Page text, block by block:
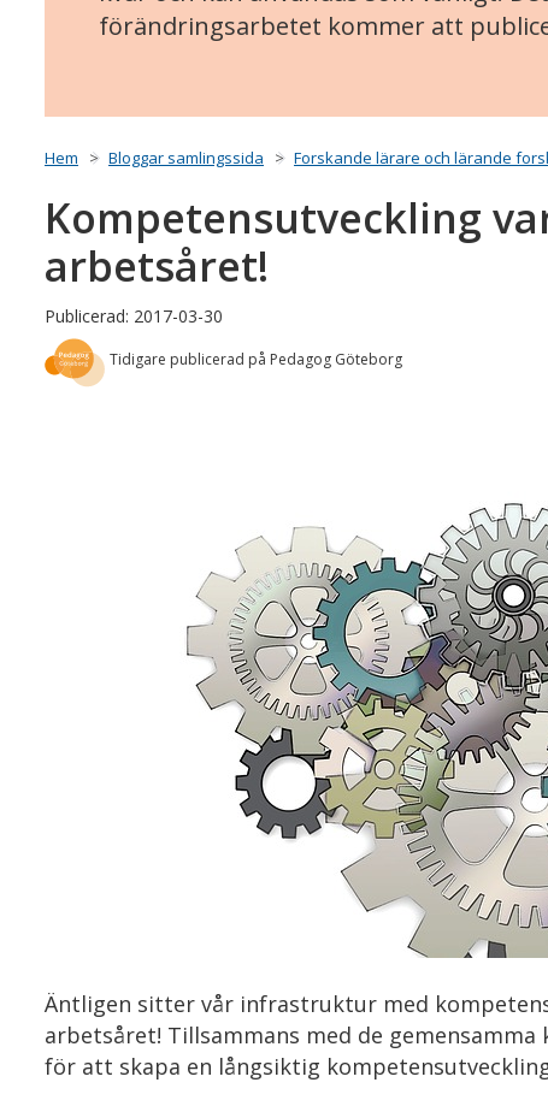
förändringsarbetet kommer att
Hem Bloggar samlingssida Forskande lärare och lärande
Kompetensutveckling
arbetsåret!
Publicerad: 2017-03-30
Tidigare publicerad på Pedagog Göteborg
Äntligen sitter vår infrastruktur med
arbetsåret! Tillsammans med de
för att skapa en långsiktig